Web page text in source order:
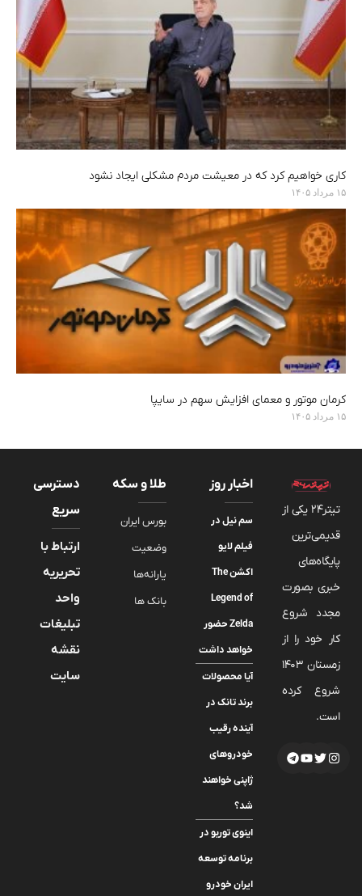
کاری خواهیم کرد که در معیشت مردم مشکلی ایجاد نشود
۱۵ مرداد ۱۴۰۵
کرمان موتور و معمای افزایش سهم در سایپا
۱۵ مرداد ۱۴۰۵
تیتر24 یکی از
قدیمی‌ترین
پایگاه‌های
خبری بصورت
مجدد شروع
کار خود را از
زمستان 1403
شروع کرده
است.
اخبار روز
سم نیل در
فیلم لایو
اکشن The
Legend of
Zelda حضور
خواهد داشت
آیا محصولات
برند تانک در
آینده رقیب
خودروهای
ژاپنی خواهند
شد؟
اینوی توربو در
برنامه توسعه
ایران خودرو
طلا و سکه
بورس ایران
وضعیت
یارانه‌ها
بانک ها
دسترسی
سریع
ارتباط با
تحریریه
واحد
تبلیغات
نقشه
سایت